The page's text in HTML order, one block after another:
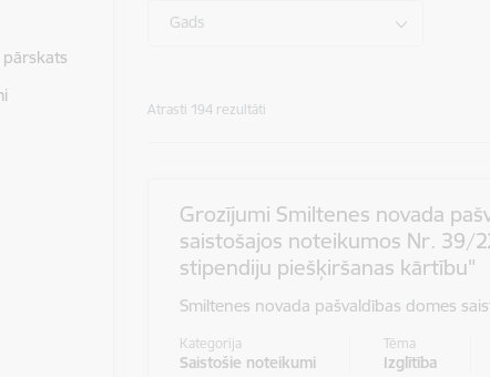
pārskats
Gads
Atrasti 194 rezultāti
Grozījumi Smiltenes novada
saistošajos noteikumos Nr. 39/
stipendiju piešķiršanas kārtību"
Smiltenes novada pašvaldības domes
Kategorija
Saistošie noteikumi
Tēma
Izglītība